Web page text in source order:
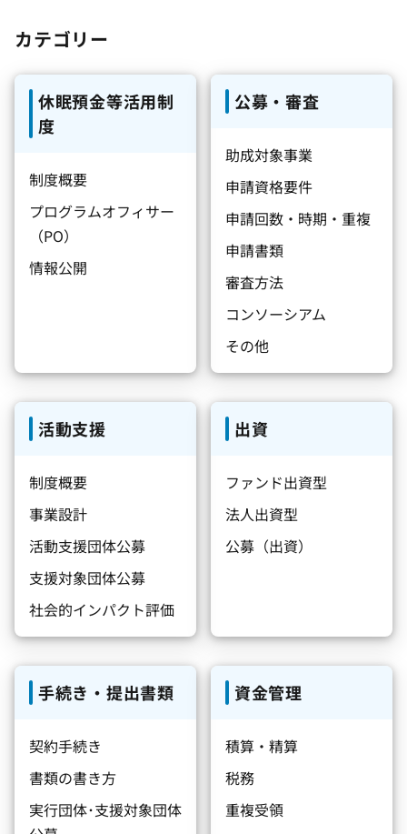
カテゴリー
休眠預金等活用制
度
制度概要
プログラムオフィサー
（PO）
情報公開
公募・審査
助成対象事業
申請資格要件
申請回数・時期・重複
申請書類
審査方法
コンソーシアム
その他
活動支援
制度概要
事業設計
活動支援団体公募
支援対象団体公募
社会的インパクト評価
出資
ファンド出資型
法人出資型
公募（出資）
手続き・提出書類
契約手続き
書類の書き方
実行団体･支援対象団体
資金管理
積算・精算
税務
重複受領